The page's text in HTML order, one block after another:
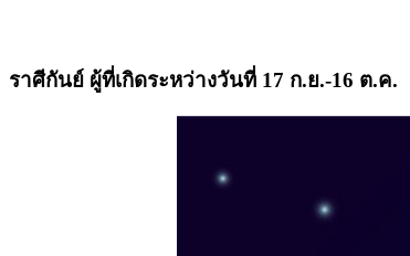
ราศีกันย์ ผู้ที่เกิดระหว่างวันที่ 17 ก.ย.-16 ต.ค.